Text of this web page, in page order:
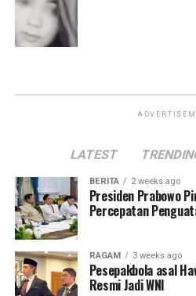
LATEST
BERITA 2 weeks ago
Presiden Prabowo
Percepatan
RAGAM 3 weeks ago
Pesepakbola asal
Resmi Jadi WNI